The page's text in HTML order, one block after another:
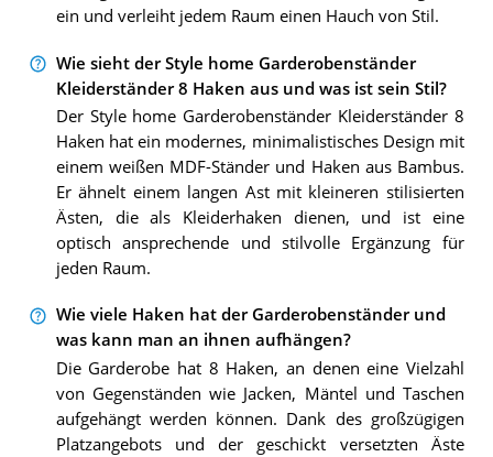
ein und verleiht jedem Raum einen Hauch von Stil.
Wie sieht der Style home Garderobenständer
Kleiderständer 8 Haken aus und was ist sein Stil?
Der Style home Garderobenständer Kleiderständer 8
Haken hat ein modernes, minimalistisches Design mit
einem weißen MDF-Ständer und Haken aus Bambus.
Er ähnelt einem langen Ast mit kleineren stilisierten
Ästen, die als Kleiderhaken dienen, und ist eine
optisch ansprechende und stilvolle Ergänzung für
jeden Raum.
Wie viele Haken hat der Garderobenständer und
was kann man an ihnen aufhängen?
Die Garderobe hat 8 Haken, an denen eine Vielzahl
von Gegenständen wie Jacken, Mäntel und Taschen
aufgehängt werden können. Dank des großzügigen
Platzangebots und der geschickt versetzten Äste